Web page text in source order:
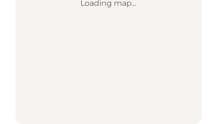
Loading map...